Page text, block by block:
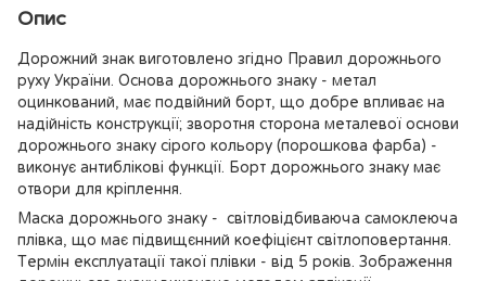
Опис
Дорожний знак виготовлено згідно Правил дорожнього
руху України. Основа дорожнього знаку - метал
оцинкований, має подвійний борт, що добре впливає на
надійність конструкції; зворотня сторона металевої основи
дорожнього знаку сірого кольору (порошкова фарба) -
виконує антиблікові функції. Борт дорожнього знаку має
отвори для кріплення.
Маска дорожнього знаку - світловідбиваюча самоклеюча
плівка, що має підвищєнний коефіцієнт світлоповертання.
Термін експлуатації такої плівки - від 5 років. Зображення